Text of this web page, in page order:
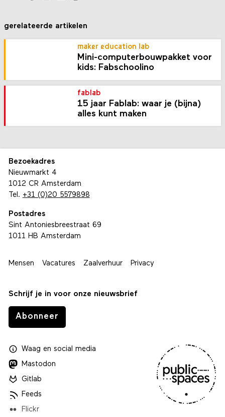
gerelateerde artikelen
maker education lab
Mini-computer­bouw­pakket voor
kids: Fabschoolino
fablab
15 jaar Fablab: waar je (bijna)
alles kunt maken
Bezoekadres
Nieuwmarkt 4
1012 CR Amsterdam
Tel. +31 (0)20 5579898
Postadres
Sint Antoniesbreestraat 69
1011 HB Amsterdam
Mensen Vacatures Zaalverhuur Privacy
Schrijf je in voor onze nieuwsbrief
Abonneer
Waagen social media
Mastodon
Gitlab
Feeds
Flickr